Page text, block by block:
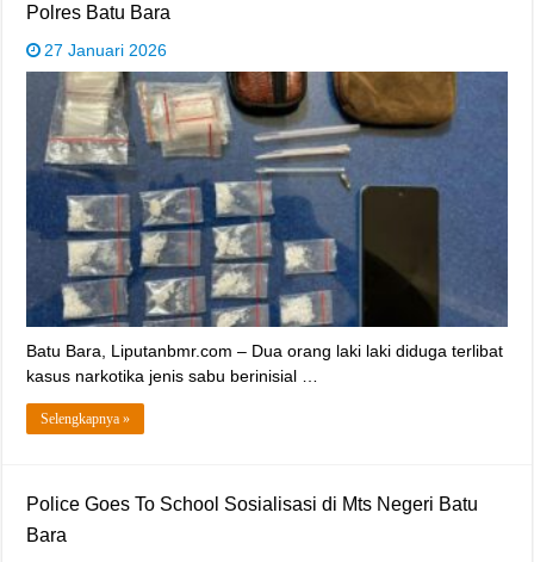
Polres Batu Bara ‎
27 Januari 2026
‎Batu Bara, Liputanbmr.com – Dua orang laki laki diduga terlibat
kasus narkotika jenis sabu berinisial …
Selengkapnya »
‎Police Goes To School Sosialisasi di Mts Negeri Batu
Bara